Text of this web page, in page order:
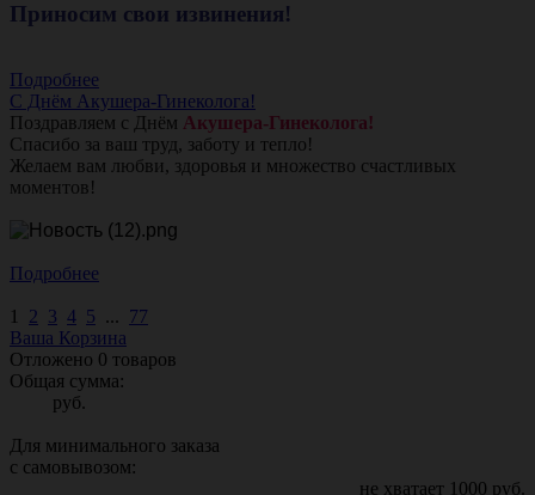
Приносим свои извинения!
Подробнее
С Днём Акушера-Гинеколога!
Поздравляем с Днём Акушера-Гинеколога!
Спасибо за ваш труд, заботу и тепло!
Желаем вам любви, здоровья и множество счастливых
моментов!
Подробнее
1 2 3 4 5 ... 77
Ваша Корзина
Отложено 0 товаров
Общая сумма:
руб.
Для минимального заказа
с самовывозом:
не хватает 1000 руб.